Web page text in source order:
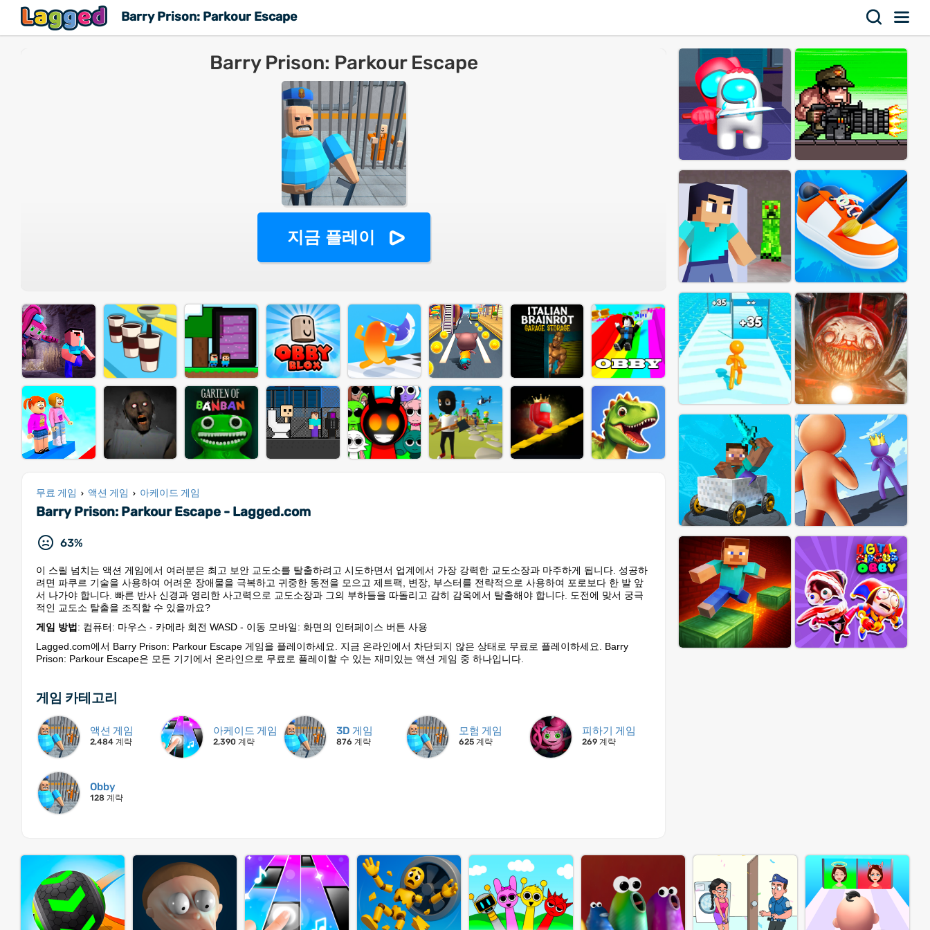
Barry Prison: Parkour Escape
Barry Prison: Parkour Escape
지금 플레이
무료 게임 › 액션 게임 › 아케이드 게임
Barry Prison: Parkour Escape - Lagged.com
63%
이 스릴 넘치는 액션 게임에서 여러분은 최고 보안 교도소를 탈출하려고 시도하면서 업계에서 가장 강력한 교도소장과 마주하게 됩니다. 성공하
려면 파쿠르 기술을 사용하여 어려운 장애물을 극복하고 귀중한 동전을 모으고 제트팩, 변장, 부스터를 전략적으로 사용하여 포로보다 한 발 앞
서 나가야 합니다. 빠른 반사 신경과 영리한 사고력으로 교도소장과 그의 부하들을 따돌리고 감히 감옥에서 탈출해야 합니다. 도전에 맞서 궁극
적인 교도소 탈출을 조직할 수 있을까요?
게임 방법 : 컴퓨터: 마우스 - 카메라 회전 WASD - 이동 모바일: 화면의 인터페이스 버튼 사용
Lagged.com에서 Barry Prison: Parkour Escape 게임을 플레이하세요. 지금 온라인에서 차단되지 않은 상태로 무료로 플레이하세요. Barry
Prison: Parkour Escape은 모든 기기에서 온라인으로 무료로 플레이할 수 있는 재미있는 액션 게임 중 하나입니다.
게임 카테고리
액션 게임
2,484 계략
아케이드 게임
2,390 계략
3D 게임
876 계략
모험 게임
625 계략
피하기 게임
269 계략
Obby
128 계략